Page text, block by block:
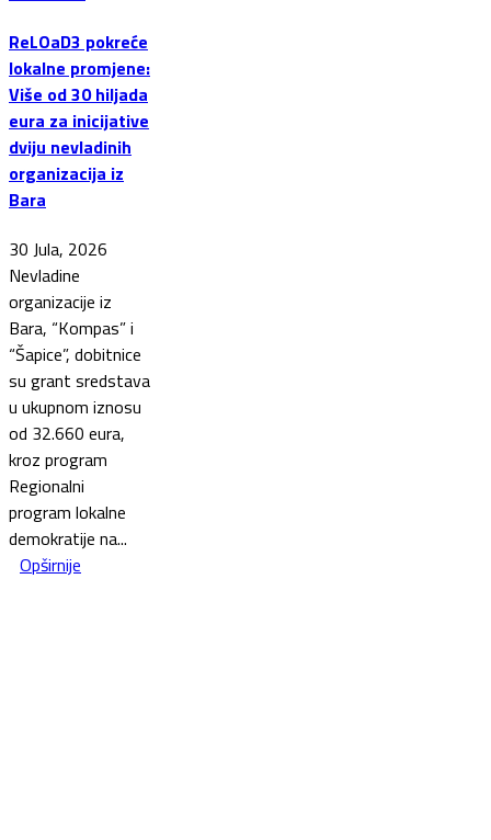
ReLOaD3 pokreće
lokalne promjene:
Više od 30 hiljada
eura za inicijative
dviju nevladinih
organizacija iz
Bara
30 Jula, 2026
Nevladine
organizacije iz
Bara, “Kompas” i
“Šapice”, dobitnice
su grant sredstava
u ukupnom iznosu
od 32.660 eura,
kroz program
Regionalni
program lokalne
demokratije na...
Opširnije